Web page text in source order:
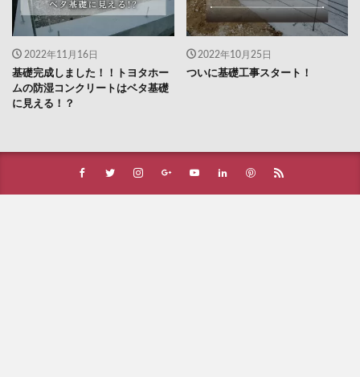
2022年11月16日
基礎完成しました！！トヨタホー
ムの防湿コンクリートはベタ基礎
に見える！？
2022年10月25日
ついに基礎工事スタート！